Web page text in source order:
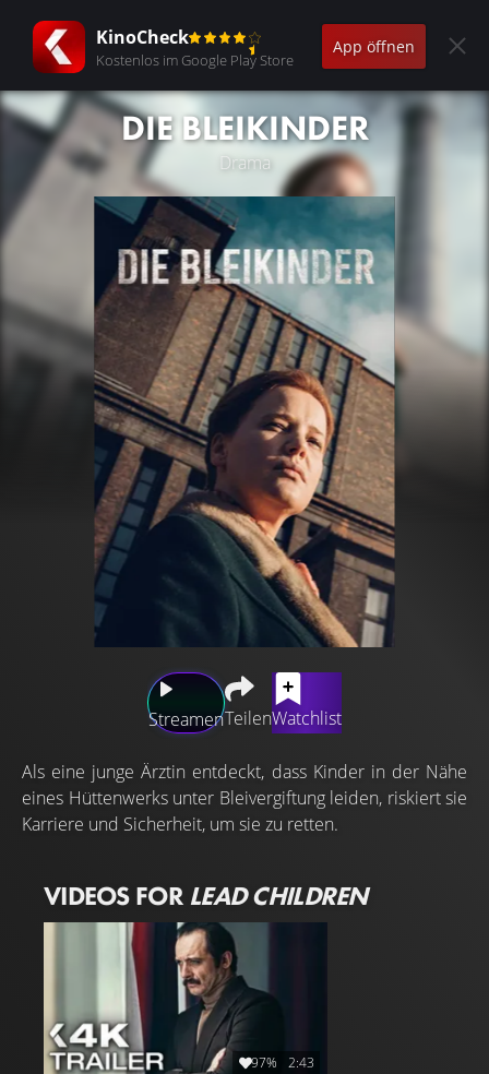
KinoCheck
Kostenlos im Google Play Store
App öffnen
DIE BLEIKINDER
Drama
StreamenTeilenWatchlist
Als eine junge Ärztin entdeckt, dass Kinder in der Nähe
eines Hüttenwerks unter Bleivergiftung leiden, riskiert sie
Karriere und Sicherheit, um sie zu retten.
VIDEOS FORLEAD CHILDREN
97% 2:43